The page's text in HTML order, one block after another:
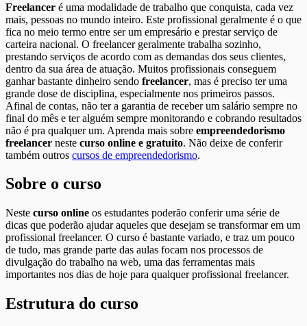
Freelancer é uma modalidade de trabalho que conquista, cada vez
mais, pessoas no mundo inteiro. Este profissional geralmente é o que
fica no meio termo entre ser um empresário e prestar serviço de
carteira nacional. O freelancer geralmente trabalha sozinho,
prestando serviços de acordo com as demandas dos seus clientes,
dentro da sua área de atuação. Muitos profissionais conseguem
ganhar bastante dinheiro sendo freelancer, mas é preciso ter uma
grande dose de disciplina, especialmente nos primeiros passos.
Afinal de contas, não ter a garantia de receber um salário sempre no
final do mês e ter alguém sempre monitorando e cobrando resultados
não é pra qualquer um. Aprenda mais sobre empreendedorismo
freelancer neste curso online e gratuito. Não deixe de conferir
também outros cursos de empreendedorismo.
Sobre o curso
Neste curso online os estudantes poderão conferir uma série de
dicas que poderão ajudar aqueles que desejam se transformar em um
profissional freelancer. O curso é bastante variado, e traz um pouco
de tudo, mas grande parte das aulas focam nos processos de
divulgação do trabalho na web, uma das ferramentas mais
importantes nos dias de hoje para qualquer profissional freelancer.
Estrutura do curso